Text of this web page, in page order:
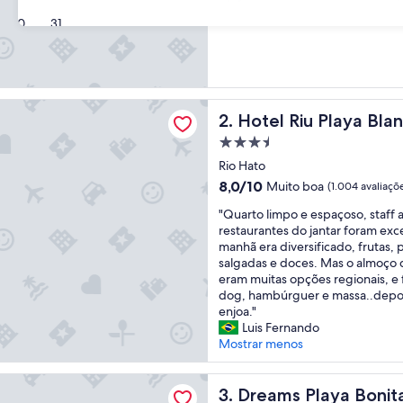
30 31
2. Hotel Riu Playa
Hotel Riu Playa Blanca - All
Propriedade
3.5
estrelas
Rio Hato
8.0
10,
Muito
boa,
(1.004
avaliações)
8,0/10 Muito boa (1.004
"
Q
u
a
r
t
o
l
i
m
p
o
"Quarto limpo e espaçoso, staff
restaurantes do jantar foram
manhã era diversificado, frutas,
salgadas e doces. Mas o almoço
eram muitas opções regionais, e
dog, hambúrguer e
enjoa."
Luis Fernando
Mostrar menos
Playa Blanca - All Inclusive
3. Dreams Playa
Dreams Playa Bonita
Bonita Panama - All Inclusive